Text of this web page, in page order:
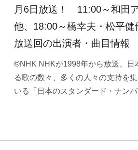
月6日放送！ 11:00～和田
他、18:00～橋幸夫・松平
放送回の出演者・曲目情報
©NHK NHKが1998年から放送、日
る歌の数々、多くの人々の支持を
いる「日本のスタンダード・ナン